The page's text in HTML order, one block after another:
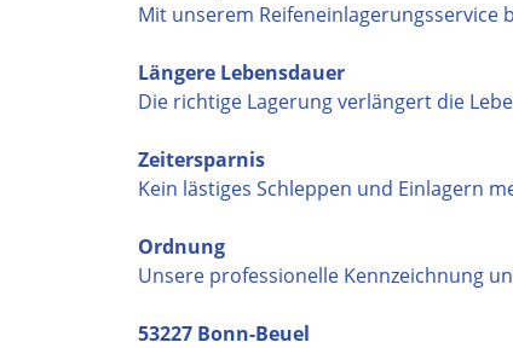
Mit unserem Reifeneinlagerungsservice
Längere Lebensdauer
Die richtige Lagerung verlängert die
Zeitersparnis
Kein lästiges Schleppen und Einlagern
Ordnung
Unsere professionelle Kennzeichnung
53227 Bonn-Beuel